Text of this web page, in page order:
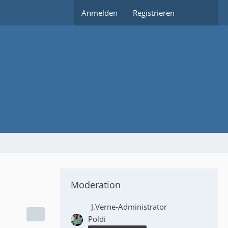
Anmelden Registrieren
Moderation
J.Verne-Administrator
Poldi